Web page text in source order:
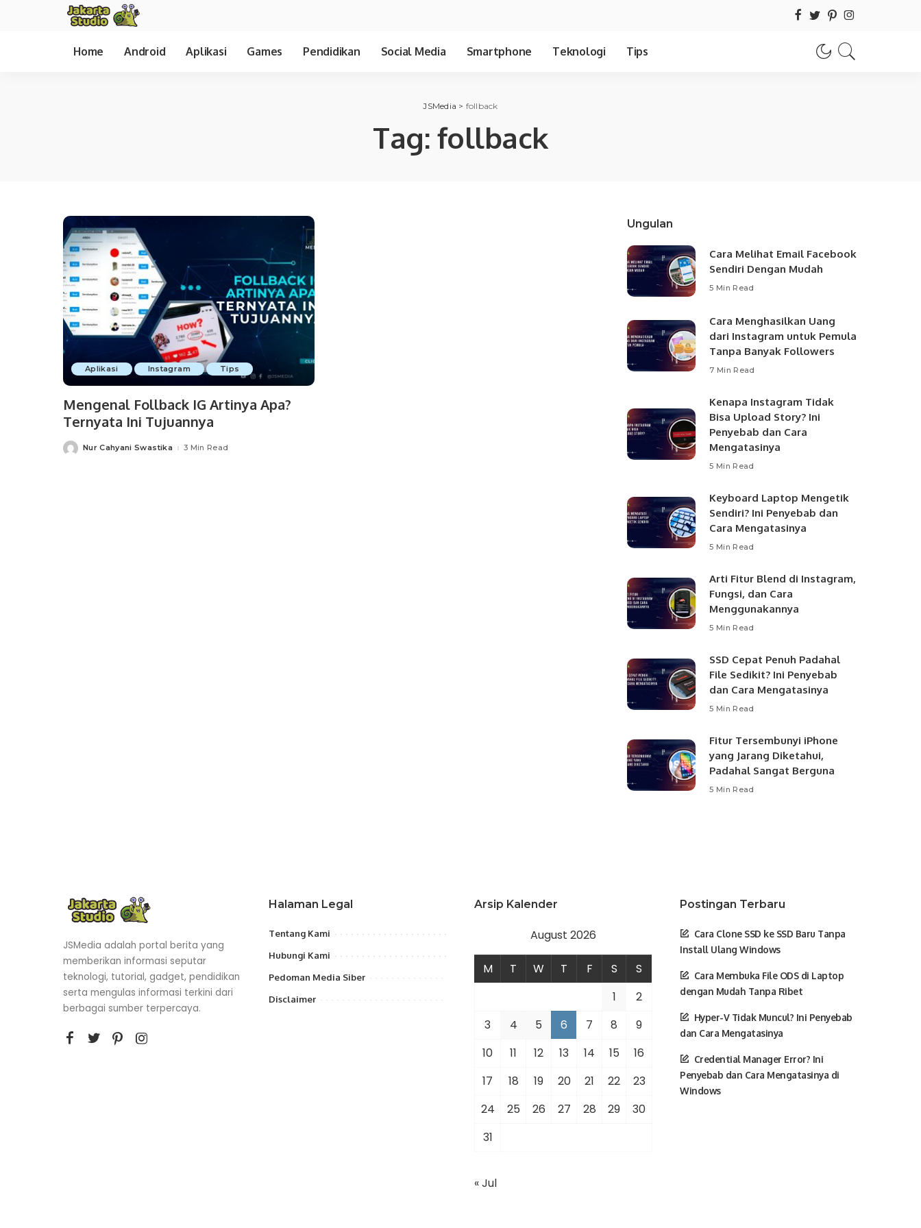
Home Android Aplikasi Games Pendidikan Social Media Smartphone Teknologi Tips
JSMedia > follback
Tag: follback
Aplikasi Instagram Tips
Mengenal Follback IG Artinya Apa?
Ternyata Ini Tujuannya
PostedNur Cahyani Swastika 3 Min Read
Ungulan
Cara Melihat Email Facebook
Sendiri Dengan Mudah
5 Min Read
Cara Menghasilkan Uang
dari Instagram untuk Pemula
Tanpa Banyak Followers
7 Min Read
Kenapa Instagram Tidak
Bisa Upload Story? Ini
Penyebab dan Cara
Mengatasinya
5 Min Read
Keyboard Laptop Mengetik
Sendiri? Ini Penyebab dan
Cara Mengatasinya
5 Min Read
Arti Fitur Blend di Instagram,
Fungsi, dan Cara
Menggunakannya
5 Min Read
SSD Cepat Penuh Padahal
File Sedikit? Ini Penyebab
dan Cara Mengatasinya
5 Min Read
Fitur Tersembunyi iPhone
yang Jarang Diketahui,
Padahal Sangat Berguna
5 Min Read
JSMedia adalah portal berita yang
memberikan informasi seputar
teknologi, tutorial, gadget, pendidikan
serta mengulas informasi terkini dari
berbagai sumber terpercaya.
Halaman Legal
Tentang Kami
Hubungi Kami
Pedoman Media Siber
Disclaimer
Arsip Kalender
August 2026
M T W T F S
S
1
2
3
4 5 6 7 8
9
10
11 12 13 14 15
16
17
18 19 20 21 22
23
24
25 26 27 28 29
30
31
« Jul
Postingan Terbaru
Cara Clone SSD ke SSD Baru Tanpa
Install Ulang Windows
Cara Membuka File ODS di Laptop
dengan Mudah Tanpa Ribet
Hyper-V Tidak Muncul? Ini Penyebab
dan Cara Mengatasinya
Credential Manager Error? Ini
Penyebab dan Cara Mengatasinya di
Windows